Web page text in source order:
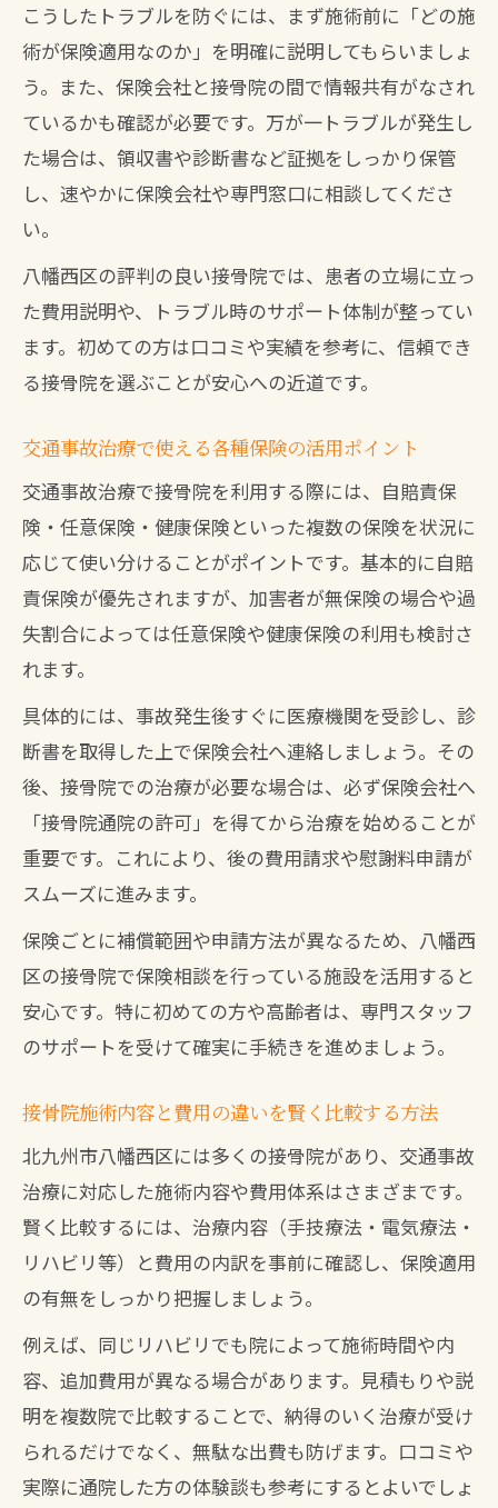
こうしたトラブルを防ぐには、まず施術前に「どの施
術が保険適用なのか」を明確に説明してもらいましょ
う。また、保険会社と接骨院の間で情報共有がなされ
ているかも確認が必要です。万が一トラブルが発生し
た場合は、領収書や診断書など証拠をしっかり保管
し、速やかに保険会社や専門窓口に相談してくださ
い。
八幡西区の評判の良い接骨院では、患者の立場に立っ
た費用説明や、トラブル時のサポート体制が整ってい
ます。初めての方は口コミや実績を参考に、信頼でき
る接骨院を選ぶことが安心への近道です。
交通事故治療で使える各種保険の活用ポイント
交通事故治療で接骨院を利用する際には、自賠責保
険・任意保険・健康保険といった複数の保険を状況に
応じて使い分けることがポイントです。基本的に自賠
責保険が優先されますが、加害者が無保険の場合や過
失割合によっては任意保険や健康保険の利用も検討さ
れます。
具体的には、事故発生後すぐに医療機関を受診し、診
断書を取得した上で保険会社へ連絡しましょう。その
後、接骨院での治療が必要な場合は、必ず保険会社へ
「接骨院通院の許可」を得てから治療を始めることが
重要です。これにより、後の費用請求や慰謝料申請が
スムーズに進みます。
保険ごとに補償範囲や申請方法が異なるため、八幡西
区の接骨院で保険相談を行っている施設を活用すると
安心です。特に初めての方や高齢者は、専門スタッフ
のサポートを受けて確実に手続きを進めましょう。
接骨院施術内容と費用の違いを賢く比較する方法
北九州市八幡西区には多くの接骨院があり、交通事故
治療に対応した施術内容や費用体系はさまざまです。
賢く比較するには、治療内容（手技療法・電気療法・
リハビリ等）と費用の内訳を事前に確認し、保険適用
の有無をしっかり把握しましょう。
例えば、同じリハビリでも院によって施術時間や内
容、追加費用が異なる場合があります。見積もりや説
明を複数院で比較することで、納得のいく治療が受け
られるだけでなく、無駄な出費も防げます。口コミや
実際に通院した方の体験談も参考にするとよいでしょ